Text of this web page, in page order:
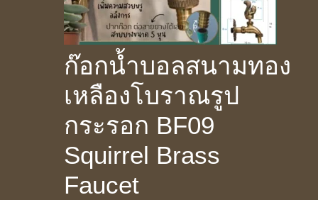
ก๊อกน้ำบอลสนามทอง
เหลืองโบราณรูป
กระรอก BF09
Squirrel Brass
Faucet